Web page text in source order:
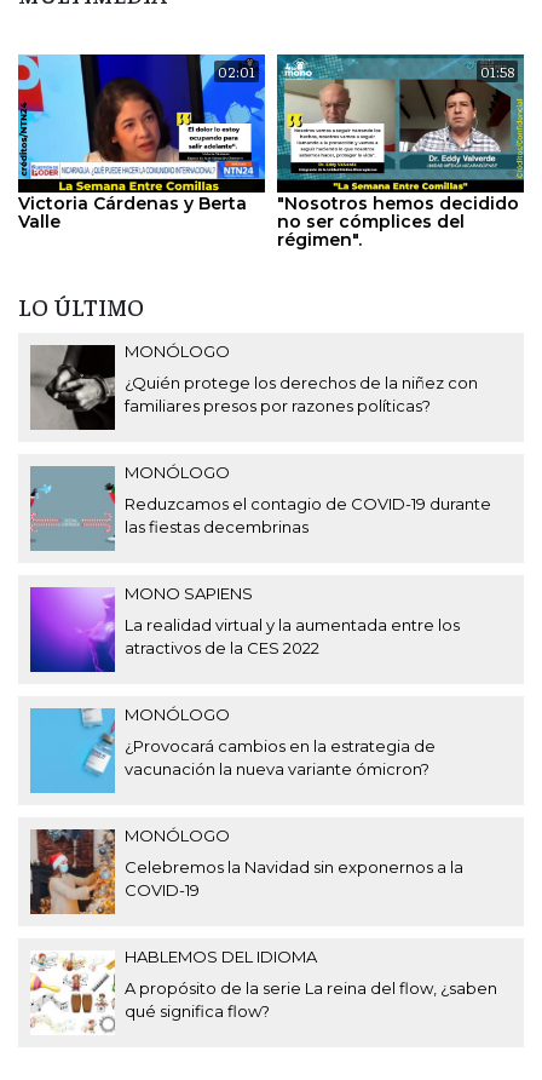
02:01
Victoria Cárdenas y Berta
Valle
01:58
"Nosotros hemos decidido
no ser cómplices del
régimen".
LO ÚLTIMO
MONÓLOGO
¿Quién protege los derechos de la niñez con
familiares presos por razones políticas?
MONÓLOGO
Reduzcamos el contagio de COVID-19 durante
las fiestas decembrinas
MONO SAPIENS
La realidad virtual y la aumentada entre los
atractivos de la CES 2022
MONÓLOGO
¿Provocará cambios en la estrategia de
vacunación la nueva variante ómicron?
MONÓLOGO
Celebremos la Navidad sin exponernos a la
COVID-19
HABLEMOS DEL IDIOMA
A propósito de la serie La reina del flow, ¿saben
qué significa flow?